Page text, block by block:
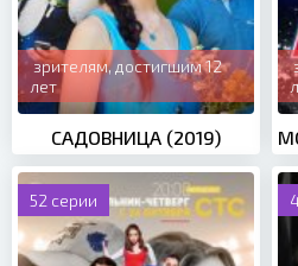
зрителям, достигшим 12
лет
САДОВНИЦА (2019)
52 серии